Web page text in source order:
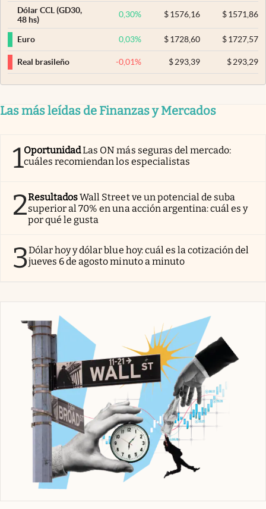
Dólar CCL (GD30,
48 hs)
0,30% $ 1576,16 $1571,86
Euro 0,03% $ 1728,60 $1727,57
Real brasileño -0,01% $ 293,39 $293,29
Las más leídas de Finanzas y Mercados
1OportunidadLas ON más seguras del mercado:
cuáles recomiendan los especialistas
2ResultadosWall Street ve un potencial de suba
superior al 70% en una acción argentina: cuál es y
por qué le gusta
3Dólar hoy y dólar blue hoy: cuál es la cotización del
jueves 6 de agosto minuto a minuto